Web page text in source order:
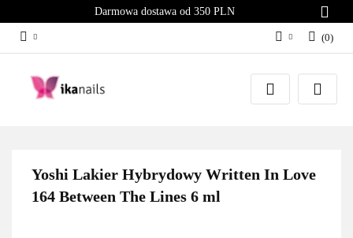
Darmowa dostawa od 350 PLN
Zaloguj się
Załóż konto
(0)
Yoshi Lakier Hybrydowy Written In Love
164 Between The Lines 6 ml